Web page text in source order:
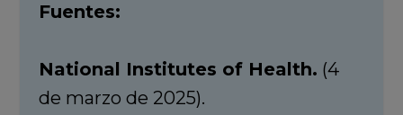
Fuentes:
National Institutes of Health. (4
de marzo de 2025).